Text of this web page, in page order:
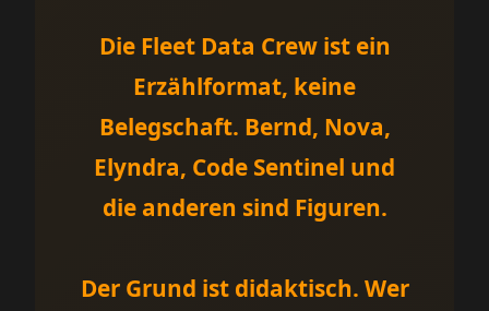
Die Fleet Data Crew ist ein
Erzählformat, keine
Belegschaft. Bernd, Nova,
Elyndra, Code Sentinel und
die anderen sind Figuren.
Der Grund ist didaktisch. Wer